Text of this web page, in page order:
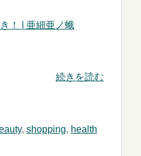
！ | 亜細亜ノ蛾
続きを読む
, shopping, health